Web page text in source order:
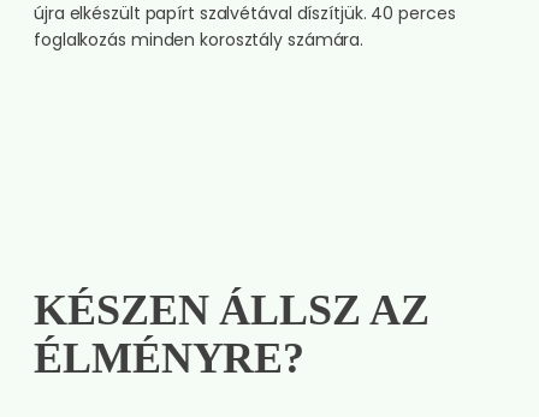
újra elkészült papírt szalvétával díszítjük. 40 perces
foglalkozás minden korosztály számára.
KÉSZEN ÁLLSZ AZ
ÉLMÉNYRE?